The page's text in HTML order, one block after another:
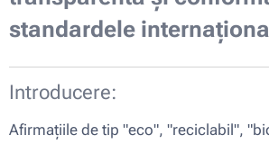
standardele
Introducere:
Afirmațiile de tip "eco", "reciclabil",